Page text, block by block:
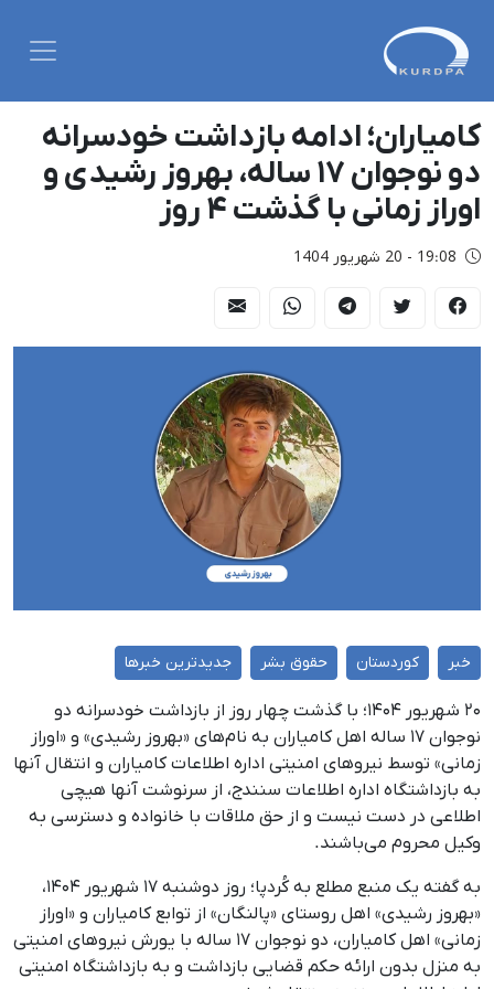
کامیاران؛ ادامه بازداشت خودسرانه
دو نوجوان ۱۷ ساله، بهروز رشیدی و
اوراز زمانی با گذشت ۴ روز
19:08 - 20 شهریور 1404
خبر کوردستان حقوق بشر جدیدترین خبرها
۲۰ شهریور ۱۴۰۴؛ با گذشت چهار روز از بازداشت خودسرانه دو
نوجوان ۱۷ ساله اهل کامیاران به نام‌های «بهروز رشیدی» و «اوراز
زمانی» توسط نیروهای امنیتی اداره اطلاعات کامیاران و انتقال آنها
به بازداشتگاه اداره اطلاعات سنندج، از سرنوشت آنها هیچی
اطلاعی در دست نیست و از حق ملاقات با خانواده و دسترسی به
وکیل محروم می‌باشند.
به گفته یک منبع مطلع به کُردپا؛ روز دوشنبه ۱۷ شهریور ۱۴۰۴،
«بهروز رشیدی» اهل روستای «پالنگان» از توابع کامیاران و «اوراز
زمانی» اهل کامیاران، دو نوجوان ۱۷ ساله با یورش نیروهای امنیتی
به منزل بدون ارائه حکم قضایی بازداشت و به بازداشتگاه امنیتی